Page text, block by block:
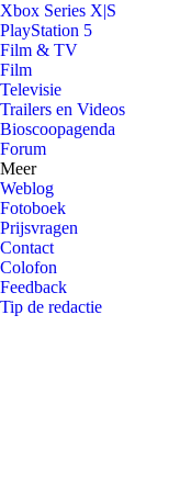
Xbox Series X|S
PlayStation 5
Film & TV
Film
Televisie
Trailers en Videos
Bioscoopagenda
Forum
Meer
Weblog
Fotoboek
Prijsvragen
Contact
Colofon
Feedback
Tip de redactie